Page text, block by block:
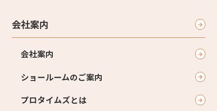
会社案内
会社案内
ショールームのご案内
プロタイムズとは